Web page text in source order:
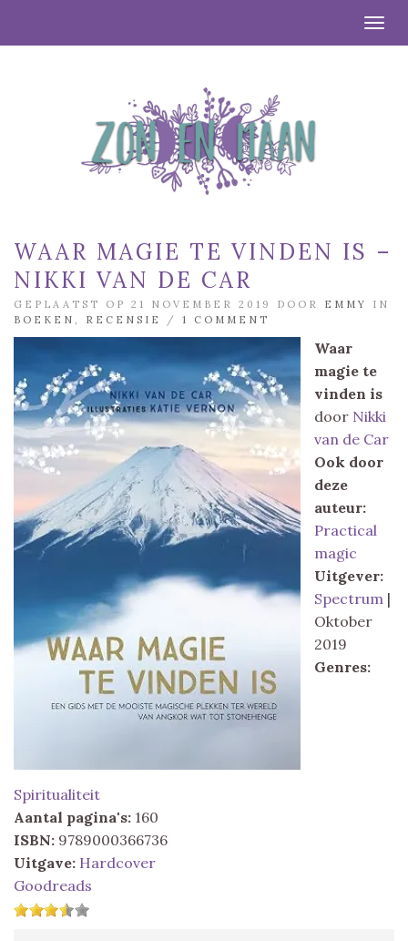
WAAR MAGIE TE VINDEN IS –
NIKKI VAN DE CAR
GEPLAATST OP 21 NOVEMBER 2019 DOOR EMMY
IN
BOEKEN
RECENSIE / 1 COMMENT
Waar
magie te
vinden is
door Nikki
van de Car
Ook door
deze
auteur:
Practical
magic
Uitgever:
Spectrum |
Oktober
2019
Genres:
Spiritualiteit
Aantal pagina's: 160
ISBN: 9789000366736
Uitgave: Hardcover
Goodreads